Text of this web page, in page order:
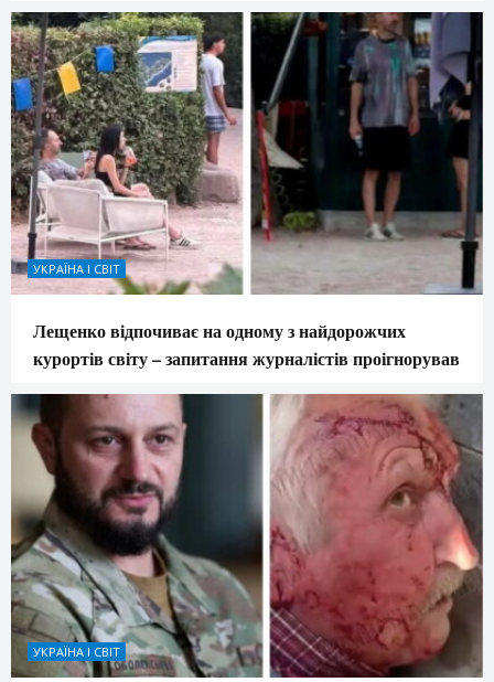
УКРАЇНА І СВІТ
Лещенко відпочиває на одному з найдорожчих
курортів світу – запитання журналістів проігнорував
УКРАЇНА І СВІТ